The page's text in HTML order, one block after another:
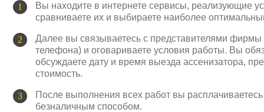
Вы находите в интернете сервисы, реализующие
сравниваете их и выбираете наиболее
Далее вы связываетесь с представителями фирмы
телефона) и оговариваете условия работы. Вы
обсуждаете дату и время выезда ассенизатора,
стоимость.
После выполнения всех работ вы
безналичным способом.